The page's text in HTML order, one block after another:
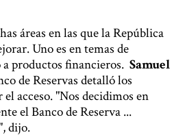
áreas en las que la República
Uno es en temas de
productos financieros. Samuel
de Reservas detalló los
acceso. "Nos decidimos en
el Banco de Reserva ...
dijo.